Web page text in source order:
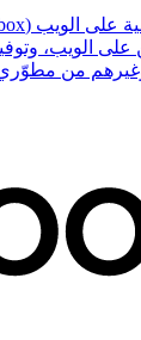
الويب،
من مطوّري